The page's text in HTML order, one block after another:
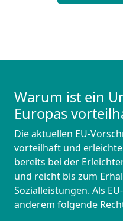
Warum ist ein
Europas
Die aktuellen EU-
vorteilhaft und
bereits bei der
und reicht bis zum
Sozialleistungen. Als
anderem folgende